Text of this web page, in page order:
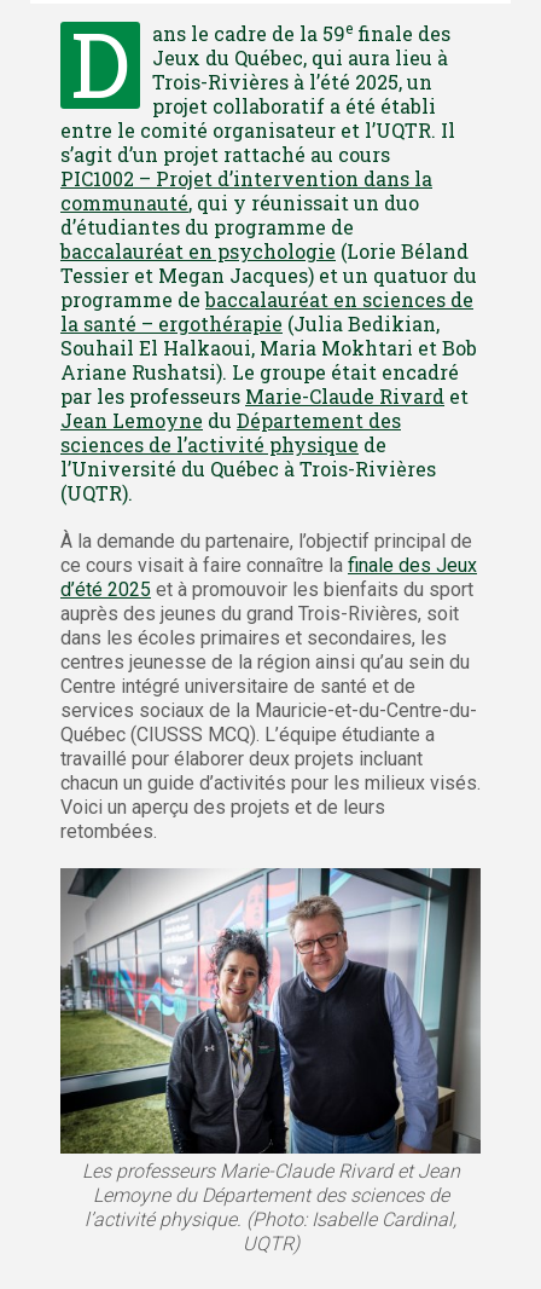
D ans le cadre de la 59e finale des
Jeux du Québec, qui aura lieu à
Trois-Rivières à l’été 2025, un
projet collaboratif a été établi
entre le comité organisateur et l’UQTR. Il
s’agit d’un projet rattaché au cours
PIC1002 – Projet d’intervention dans la
communauté, qui y réunissait un duo
d’étudiantes du programme de
baccalauréat en psychologie (Lorie Béland
Tessier et Megan Jacques) et un quatuor du
programme debaccalauréat en sciences de
la santé – ergothérapie (Julia Bedikian,
Souhail El Halkaoui, Maria Mokhtari et Bob
Ariane Rushatsi). Le groupe était encadré
par les professeurs Marie-Claude Rivard et
Jean Lemoyne du Département des
sciences de l’activité physique de
l’Université du Québec à Trois-Rivières
(UQTR).
À la demande du partenaire, l’objectif principal de
ce cours visait à faire connaître la finale des Jeux
d’été 2025 et à promouvoir les bienfaits du sport
auprès des jeunes du grand Trois-Rivières, soit
dans les écoles primaires et secondaires, les
centres jeunesse de la région ainsi qu’au sein du
Centre intégré universitaire de santé et de
services sociaux de la Mauricie-et-du-Centre-du-
Québec (CIUSSS MCQ). L’équipe étudiante a
travaillé pour élaborer deux projets incluant
chacun un guide d’activités pour les milieux visés.
Voici un aperçu des projets et de leurs
retombées.
Les professeurs Marie-Claude Rivard et Jean
Lemoyne du Département des sciences de
l’activité physique. (Photo: Isabelle Cardinal,
UQTR)